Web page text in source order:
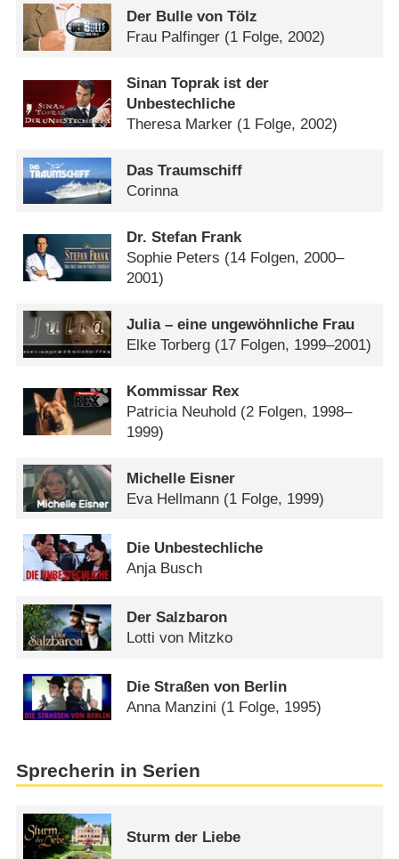
Der Bulle von Tölz
Frau Palfinger (1 Folge, 2002)
Sinan Toprak ist der
Unbestechliche
Theresa Marker (1 Folge, 2002)
Das Traumschiff
Corinna
Dr. Stefan Frank
Sophie Peters (14 Folgen, 2000–
2001)
Julia – eine ungewöhnliche Frau
Elke Torberg (17 Folgen, 1999–2001)
Kommissar Rex
Patricia Neuhold (2 Folgen, 1998–
1999)
Michelle Eisner
Eva Hellmann (1 Folge, 1999)
Die Unbestechliche
Anja Busch
Der Salzbaron
Lotti von Mitzko
Die Straßen von Berlin
Anna Manzini (1 Folge, 1995)
Sprecherin in Serien
Sturm der Liebe